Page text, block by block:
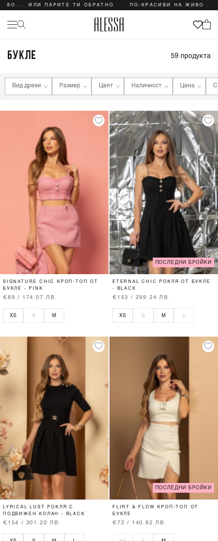
ПАРИТЕ ТИ ОБРАТНО ПО-КРАСИВИ НА ЖИВО ... ИЛИ
БУКЛЕ 59 продукта
Вид дрехи Размер Цвят Наличност Цена
SIGNATURE CHIC КРОП-ТОП ОТ
БУКЛЕ - PINK
€89 / 174.07 ЛВ.
XS S M
ПОСЛЕДНИ БРОЙКИ
ETERNAL CHIC РОКЛЯ ОТ БУКЛЕ
- BLACK
€153 / 299.24 ЛВ.
XS S M L
LYRICAL LUST РОКЛЯ С
ПОДВИЖЕН КОЛАН - BLACK
€154 / 301.20 ЛВ.
ПОСЛЕДНИ БРОЙКИ
FLIRT & FLOW КРОП-ТОП ОТ
БУКЛЕ
€72 / 140.82 ЛВ.